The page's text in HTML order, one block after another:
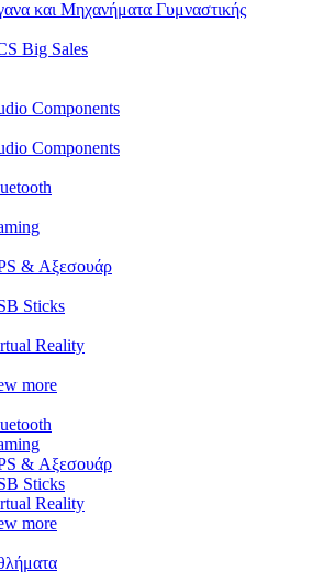
και Μηχανήματα Γυμναστικής
Big Sales
Components
Components
& Αξεσουάρ
Sticks
Reality
more
& Αξεσουάρ
Sticks
Reality
more